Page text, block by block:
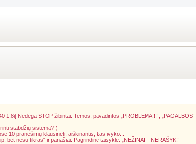
Nedega STOP žibintai. Temos, pavadintos „PROBLEMA!!!“,
stabdžių sistemą?“)
10 pranešimų klausinėti, aiškinantis, kas įvyko...
bet nesu tikras“ ir panašiai. Pagrindinė taisyklė: „NEŽINAI – NERAŠYK!“